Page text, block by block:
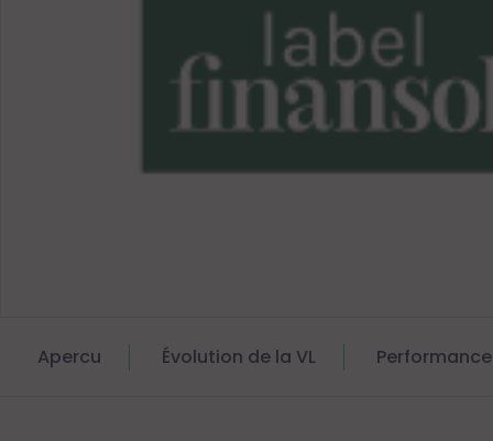
Apercu Évolution de la VL